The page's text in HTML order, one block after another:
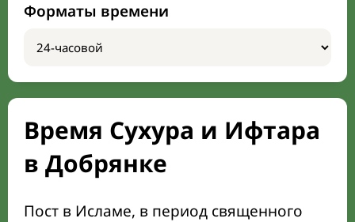
Форматы времени
Время Сухура и Ифтара
в Добрянке
Пост в Исламе, в период священного